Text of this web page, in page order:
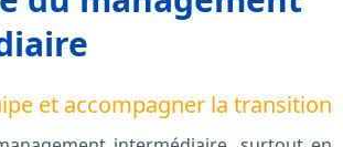
et accompagner la transition